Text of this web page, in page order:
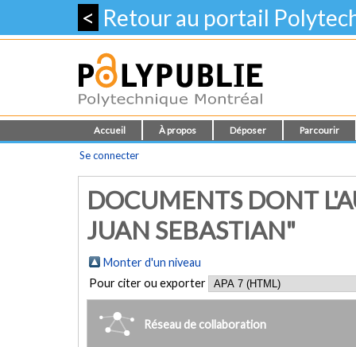
< Retour au portail
Accueil À propos Déposer Parcourir
Se connecter
DOCUMENTS DONT
JUAN SEBASTIAN"
Monter d'un niveau
Pour citer ou exporter
Réseau de collaboration